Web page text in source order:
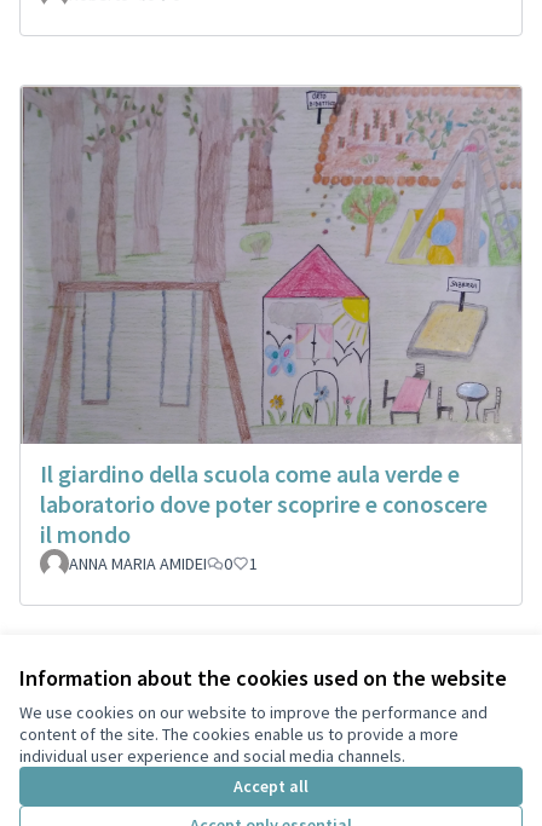
Information about the cookies used on the website
We use cookies on our website to improve the performance and
content of the site. The cookies enable us to provide a more
individual user experience and social media channels.
Accept all
Il giardino della scuola come aula verde e
laboratorio dove poter scoprire e conoscere
il mondo
ANNA MARIA AMIDEI 0 1
Terms of Service
Cookie settings
English
Choose languageScegli la lingua